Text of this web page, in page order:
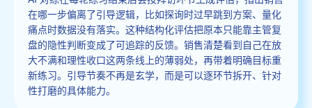
在哪一步偏离了引导逻辑，比如探询时过早跳到方案、量化
痛点时数据没有落实。这种结构化评估把原本只能靠主管复
盘的隐性判断变成了可追踪的反馈。销售清楚看到自己在放
大不满和理性收口这两条线上的薄弱处，再带着明确目标重
新练习。引导节奏不再是玄学，而是可以逐环节拆开、针对
性打磨的具体能力。